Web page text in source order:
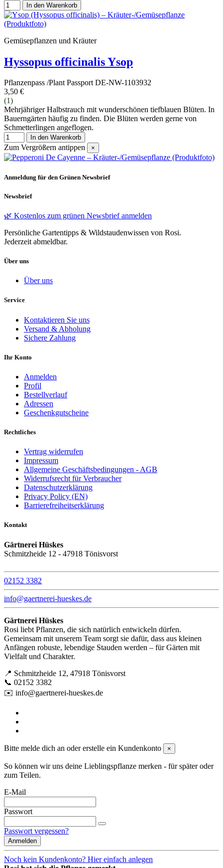
In den Warenkorb
Gemüsepflanzen und Kräuter
Hyssopus officinalis Ysop
Pflanzenpass /Plant Passport DE-NW-1103932
3,50 €
(1)
Mehrjähriger Halbstrauch mit wunderschönen tiefblauen Blüten. In
Bauerngärten häufig zu finden. Die Blüten werden gerne von
Schmetterlingen angeflogen.
In den Warenkorb
Zum Vergrößern antippen ×
Anmeldung für den Grünen Newsbrief
Newsbrief
🌿 Kostenlos zum grünen Newsbrief anmelden
Persönliche Gartentipps & Wildstaudenwissen von Rosi.
Jederzeit abmeldbar.
Über uns
Über uns
Service
Kontaktieren Sie uns
Versand & Abholung
Sichere Zahlung
Ihr Konto
Anmelden
Profil
Bestellverlauf
Adressen
Geschenkgutscheine
Rechtliches
Vertrag widerrufen
Impressum
Allgemeine Geschäftsbedingungen - AGB
Widerrufsrecht für Verbraucher
Datenschutzerklärung
Privacy Policy (EN)
Barrierefreiheitserklärung
Kontakt
Gärtnerei Hüskes
Schmitzheide 12 - 47918 Tönisvorst
02152 3382
info@gaertnerei-hueskes.de
Gärtnerei Hüskes
Rosi liebt Pflanzen, die sich natürlich entwickeln dürfen.
Gemeinsam mit unserem Team sorgt sie dafür, dass aus kleinen
Anfängen robuste, lebendige Stauden werden – für Gärten mit
Vielfalt und Charakter.
📍 Schmitzheide 12, 47918 Tönisvorst
📞 02152 3382
✉️ info@gaertnerei-hueskes.de
Bitte melde dich an oder erstelle ein Kundenkonto ×
So können wir uns deine Lieblingspflanze merken - für später oder
zum Teilen.
E-Mail
Passwort
Passwort vergessen?
Anmelden
Noch kein Kundenkonto? Hier einfach anlegen